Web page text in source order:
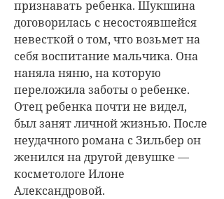
признавать ребенка. Шукшина
договорилась с несостоявшейся
невесткой о том, что возьмет на
себя воспитание мальчика. Она
наняла няню, на которую
переложила заботы о ребенке.
Отец ребенка почти не видел,
был занят личной жизнью. После
неудачного романа с Зильбер он
женился на другой девушке —
косметологе Илоне
Александровой.